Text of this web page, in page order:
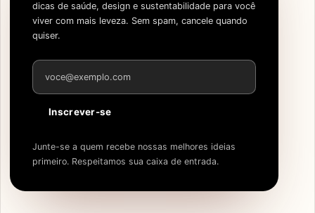
dicas de saúde, design e sustentabilidade para você
viver com mais leveza. Sem spam, cancele quando
quiser.
Endereço de e-mail
Inscrever-se
Junte-se a quem recebe nossas melhores ideias
primeiro. Respeitamos sua caixa de entrada.